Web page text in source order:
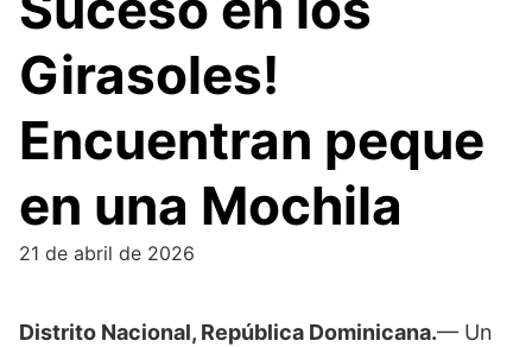
Girasoles!
Encuentran peque
en una Mochila
21 de abril de 2026
Distrito Nacional, República Dominicana.— Un